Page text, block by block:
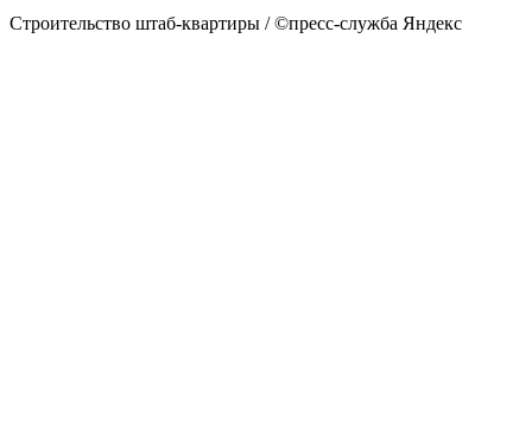
Строительство штаб-квартиры / ©пресс-служба Яндекс